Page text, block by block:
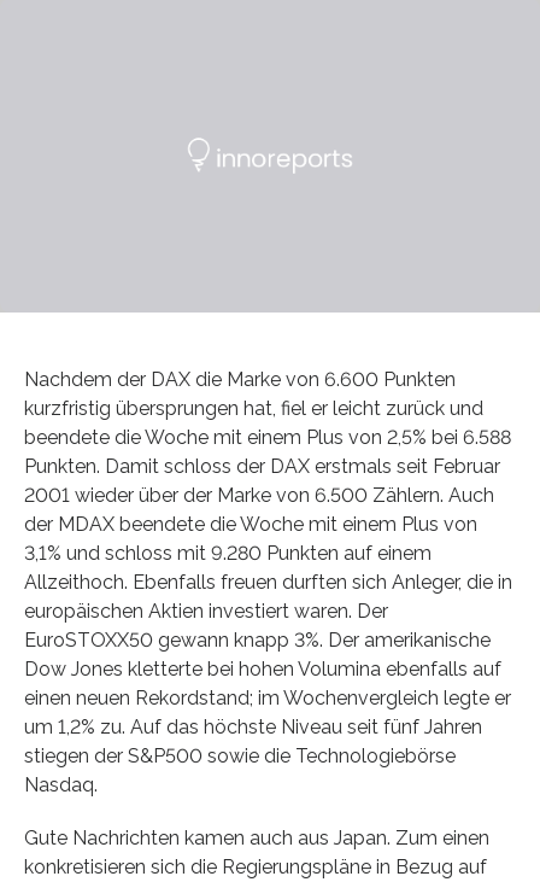
Nachdem der DAX die Marke von 6.600 Punkten
kurzfristig übersprungen hat, fiel er leicht zurück und
beendete die Woche mit einem Plus von 2,5% bei 6.588
Punkten. Damit schloss der DAX erstmals seit Februar
2001 wieder über der Marke von 6.500 Zählern. Auch
der MDAX beendete die Woche mit einem Plus von
3,1% und schloss mit 9.280 Punkten auf einem
Allzeithoch. Ebenfalls freuen durften sich Anleger, die in
europäischen Aktien investiert waren. Der
EuroSTOXX50 gewann knapp 3%. Der amerikanische
Dow Jones kletterte bei hohen Volumina ebenfalls auf
einen neuen Rekordstand; im Wochenvergleich legte er
um 1,2% zu. Auf das höchste Niveau seit fünf Jahren
stiegen der S&P500 sowie die Technologiebörse
Nasdaq.
Gute Nachrichten kamen auch aus Japan. Zum einen
konkretisieren sich die Regierungspläne in Bezug auf